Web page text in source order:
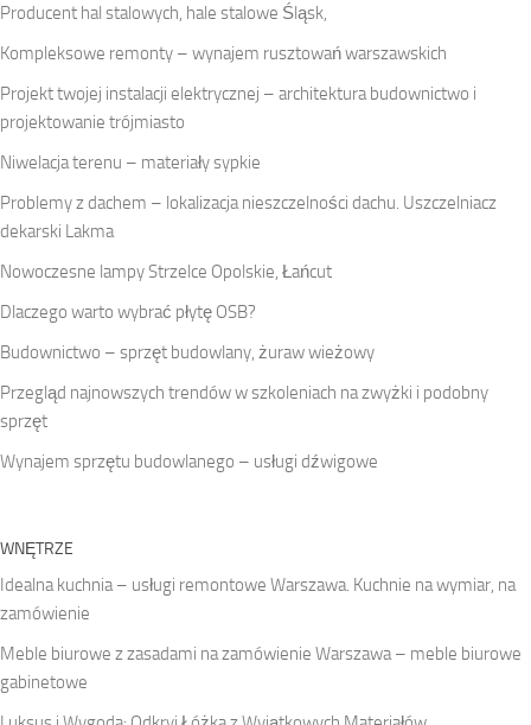
Producent hal stalowych, hale stalowe Śląsk,
Kompleksowe remonty – wynajem rusztowań warszawskich
Projekt twojej instalacji elektrycznej – architektura budownictwo i
projektowanie trójmiasto
Niwelacja terenu – materiały sypkie
Problemy z dachem – lokalizacja nieszczelności dachu. Uszczelniacz
dekarski Lakma
Nowoczesne lampy Strzelce Opolskie, Łańcut
Dlaczego warto wybrać płytę OSB?
Budownictwo – sprzęt budowlany, żuraw wieżowy
Przegląd najnowszych trendów w szkoleniach na zwyżki i podobny
sprzęt
Wynajem sprzętu budowlanego – usługi dźwigowe
WNĘTRZE
Idealna kuchnia – usługi remontowe Warszawa. Kuchnie na wymiar, na
zamówienie
Meble biurowe z zasadami na zamówienie Warszawa – meble biurowe
gabinetowe